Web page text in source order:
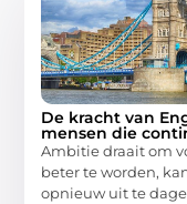
De kracht van
mensen die
Ambitie draait om
beter te worden,
opnieuw uit te